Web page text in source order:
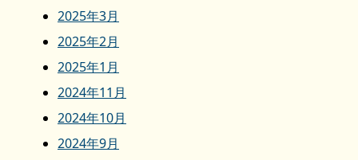
2025年3月
2025年2月
2025年1月
2024年11月
2024年10月
2024年9月